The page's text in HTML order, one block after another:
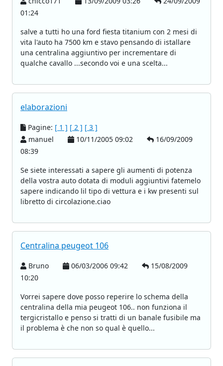
01:24
salve a tutti ho una ford fiesta titanium con 2 mesi di
vita l'auto ha 7500 km e stavo pensando di istallare
una centralina aggiuntivo per incrementare di
qualche cavallo ...secondo voi e una scelta...
elaborazioni
Pagine: [ 1 ] [ 2 ] [ 3 ]
manuel
10/11/2005 09:02
16/09/2009
08:39
Se siete interessati a sapere gli aumenti di potenza
della vostra auto dotata di moduli aggiuntivi fatemelo
sapere indicando lil tipo di vettura e i kw presenti sul
libretto di circolazione.ciao
Centralina peugeot 106
Bruno 06/03/2006 09:42
15/08/2009
10:20
Vorrei sapere dove posso reperire lo schema della
centralina della mia peugeot 106.. non funziona il
tergicristallo e penso si tratti di un banale fusibile ma
il problema è che non so qual è quello...